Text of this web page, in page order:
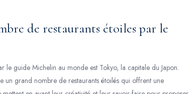
de restaurants étoiles par le
le guide Michelin au monde est Tokyo, la capitale du Japon.
un grand nombre de restaurants étoilés qui offrent une